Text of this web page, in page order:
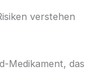
verstehen
Medikament, das